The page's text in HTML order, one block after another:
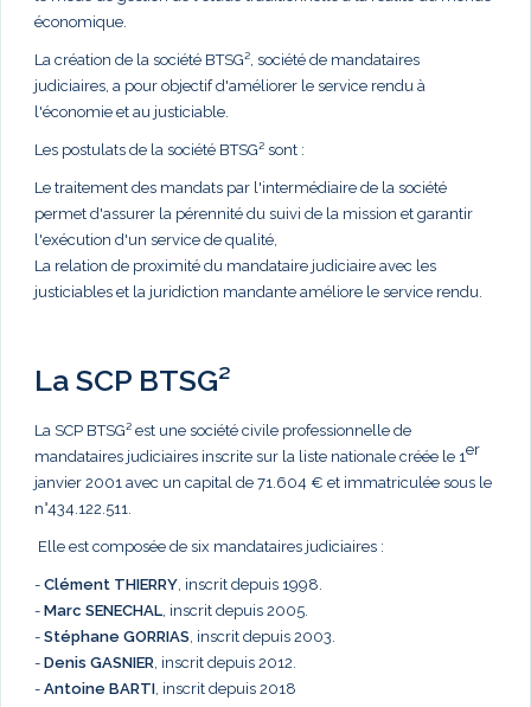
économique.
La création de la société BTSG², société de mandataires
judiciaires, a pour objectif d'améliorer le service rendu à
l'économie et au justiciable.
Les postulats de la société BTSG² sont :
Le traitement des mandats par l'intermédiaire de la société
permet d'assurer la pérennité du suivi de la mission et garantir
l'exécution d'un service de qualité,
La relation de proximité du mandataire judiciaire avec les
justiciables et la juridiction mandante améliore le service rendu.
La SCP BTSG²
La SCP BTSG² est une société civile professionnelle de
mandataires judiciaires inscrite sur la liste nationale créée le 1er
janvier 2001 avec un capital de 71.604 € et immatriculée sous le
n°434.122.511.
Elle est composée de six mandataires judiciaires :
- Clément THIERRY, inscrit depuis 1998.
- Marc SENECHAL, inscrit depuis 2005.
- Stéphane GORRIAS, inscrit depuis 2003.
- Denis GASNIER, inscrit depuis 2012.
- Antoine BARTI, inscrit depuis 2018